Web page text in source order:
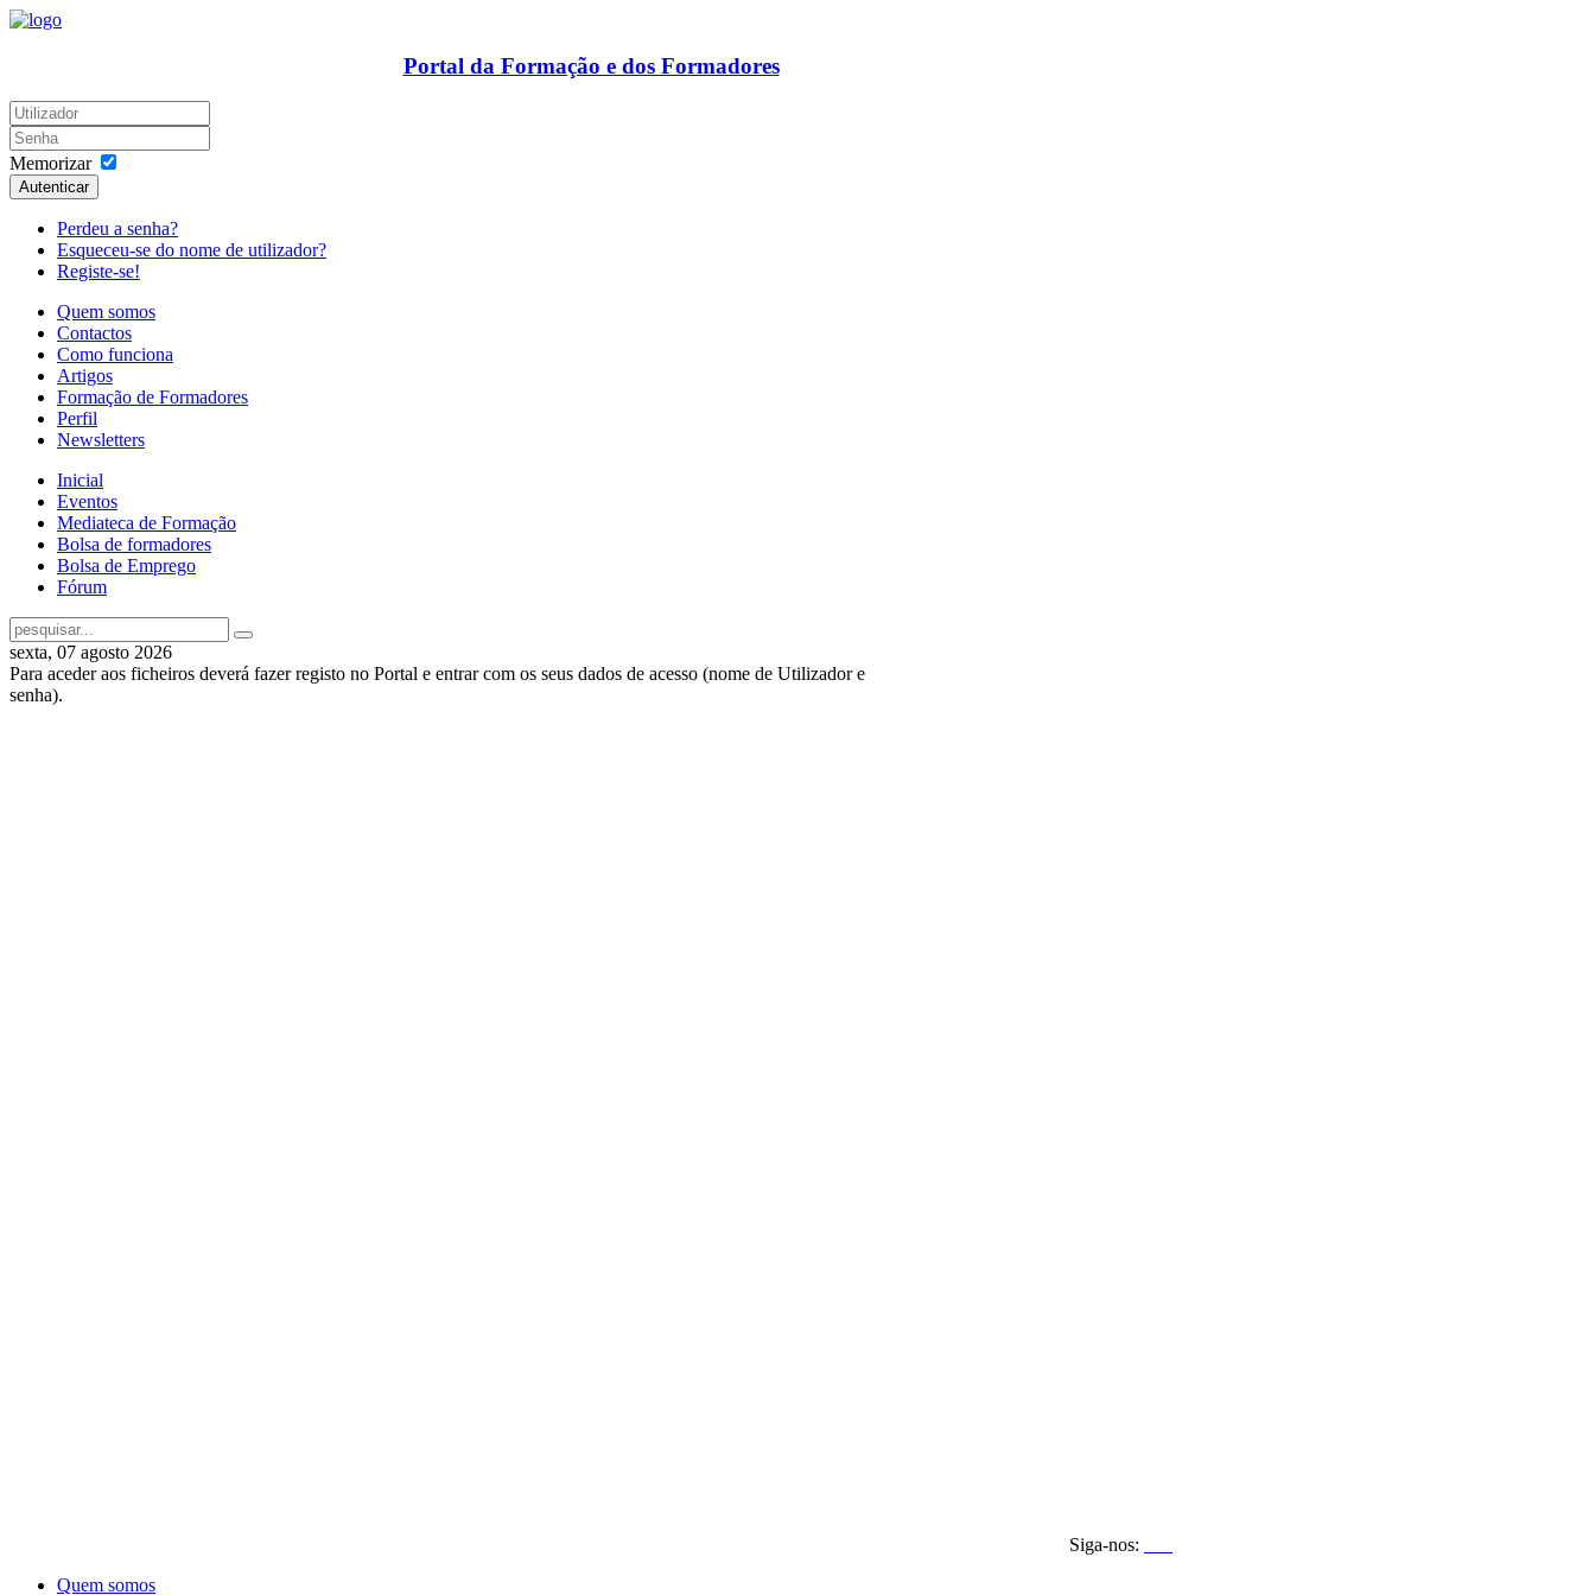
Portal da Formação e dos Formadores
Memorizar
Autenticar
Perdeu a senha?
Esqueceu-se do nome de utilizador?
Registe-se!
Quem somos
Contactos
Como funciona
Artigos
Formação de Formadores
Perfil
Newsletters
Inicial
Eventos
Mediateca de Formação
Bolsa de formadores
Bolsa de Emprego
Fórum
sexta, 07 agosto 2026
Para aceder aos ficheiros deverá fazer registo no Portal e entrar com os seus dados de acesso (nome de Utilizador e
senha).
Siga-nos:
Quem somos